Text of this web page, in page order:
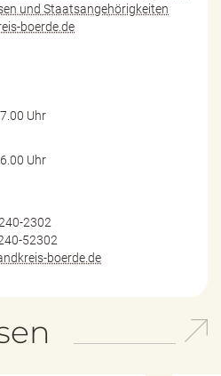
und Staatsangehörigkeiten
boerde.de
Uhr
Uhr
2302
52302
boerde.de